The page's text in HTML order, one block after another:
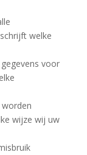
welke
voor
wijze wij uw